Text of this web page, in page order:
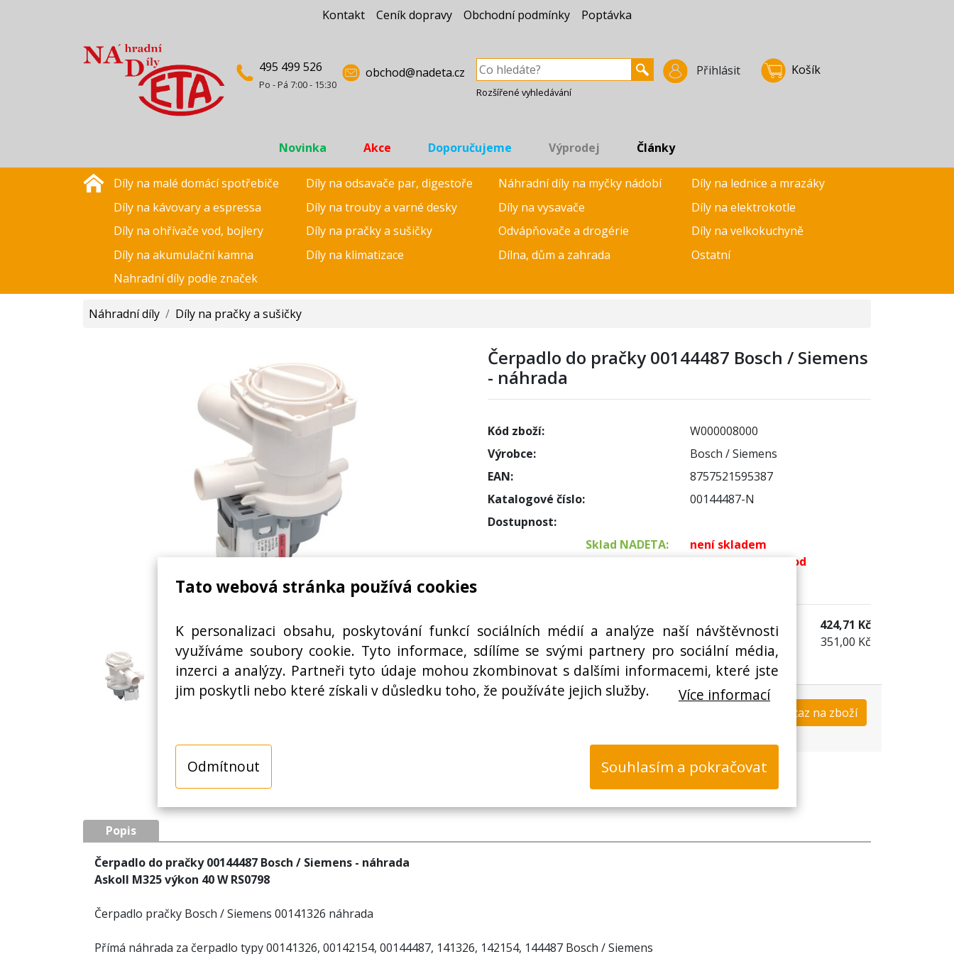
Tato webová stránka používá cookies
K personalizaci obsahu, poskytování funkcí sociálních médií a analýze naší návštěvnosti
využíváme soubory cookie. Tyto informace, sdílíme se svými partnery pro sociální média,
inzerci a analýzy. Partneři tyto údaje mohou zkombinovat s dalšími informacemi, které jste
jim poskytli nebo které získali v důsledku toho, že používáte jejich služby.
Více informací
Souhlasím a pokračovat
Odmítnout
Kontakt Ceník dopravy Obchodní podmínky Poptávka
495 499 526
Po - Pá 7:00 - 15:30
obchod@nadeta.cz Přihlásit Košík
Rozšířené vyhledávání
Novinka Akce Doporučujeme Výprodej Články
Díly na malé domácí spotřebiče Díly na odsavače par, digestoře Náhradní díly na myčky nádobí
Díly na lednice a mrazáky
Díly na kávovary a espressa
Díly na trouby a varné desky Díly na vysavače
Díly na elektrokotle
Díly na ohřívače vod, bojlery
Díly na pračky a sušičky Odvápňovače a drogérie
Díly na velkokuchyně
Díly na akumulační kamna
Díly na klimatizace Dílna, dům a zahrada
Ostatní
Nahradní díly podle značek
Náhradní díly / Díly na pračky a sušičky
Čerpadlo do pračky 00144487 Bosch / Siemens
- náhrada
Kód zboží:
W000008000
Výrobce:
Bosch / Siemens
EAN:
8757521595387
Katalogové číslo:
00144487-N
Dostupnost:
Sklad NADETA:
není skladem
k dispozici do 48 hod
Cena s DPH:
424,71 Kč
Cena bez DPH:
351,00 Kč
Dotaz na zboží
Popis
Čerpadlo do pračky 00144487 Bosch / Siemens - náhrada
Askoll M325 výkon 40 W RS0798
Čerpadlo pračky Bosch / Siemens 00141326 náhrada
Přímá náhrada za čerpadlo typy 00141326, 00142154, 00144487, 141326, 142154, 144487 Bosch / Siemens